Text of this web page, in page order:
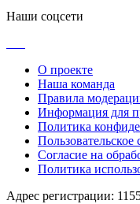
Наши соцсети
О проекте
Наша команда
Правила
Информация для
Политика
Пользовательское
Согласие на
Политика
Адрес регистрации: